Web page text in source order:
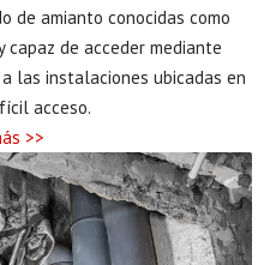
de amianto conocidas como
capaz de acceder mediante
las instalaciones ubicadas en
acceso.
>>